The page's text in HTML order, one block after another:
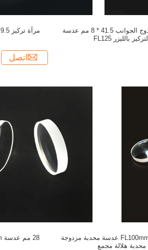
اتصل
طلاء AR مزدوج الجوانب 41.5 * 8 مم عدسة
التركيز بالليزر FL125
ضياء 25 مم FL100mm عدسة محدبة مزدوجة
محدبة هلالة مجمع